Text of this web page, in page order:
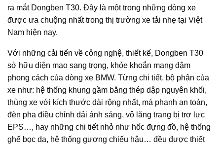
ra mắt Dongben T30. Đây là một trong những dòng xe
được ưa chuộng nhất trong thị trường xe tải nhẹ tại Việt
Nam hiện nay.
Với những cải tiến về công nghệ, thiết kế, Dongben T30
sở hữu diện mạo sang trọng, khỏe khoắn mang đậm
phong cách của dòng xe BMW. Từng chi tiết, bộ phận của
xe như: hệ thống khung gầm bằng thép dập nguyên khối,
thùng xe với kích thước dài rộng nhất, má phanh an toàn,
đèn pha điều chỉnh dải ánh sáng, vô lăng trang bị trợ lực
EPS…, hay những chi tiết nhỏ như hốc đựng đồ, hệ thống
ghế bọc da, hệ thống gương chiếu hậu… đều được thiết